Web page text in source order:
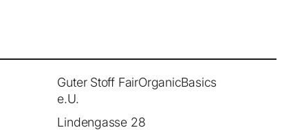
Guter Stoff FairOrganicBasics
e.U.
Lindengasse 28